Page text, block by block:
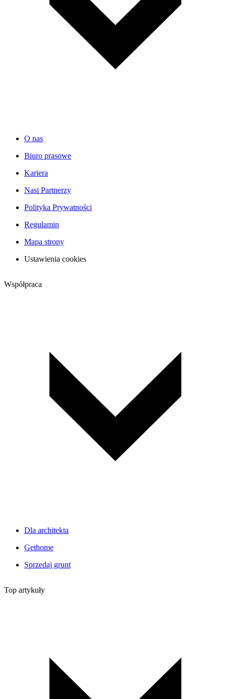
O nas
Biuro prasowe
Kariera
Nasi Partnerzy
Polityka Prywatności
Regulamin
Mapa strony
Ustawienia cookies
Współpraca
Dla architekta
Gethome
Sprzedaj grunt
Top artykuły